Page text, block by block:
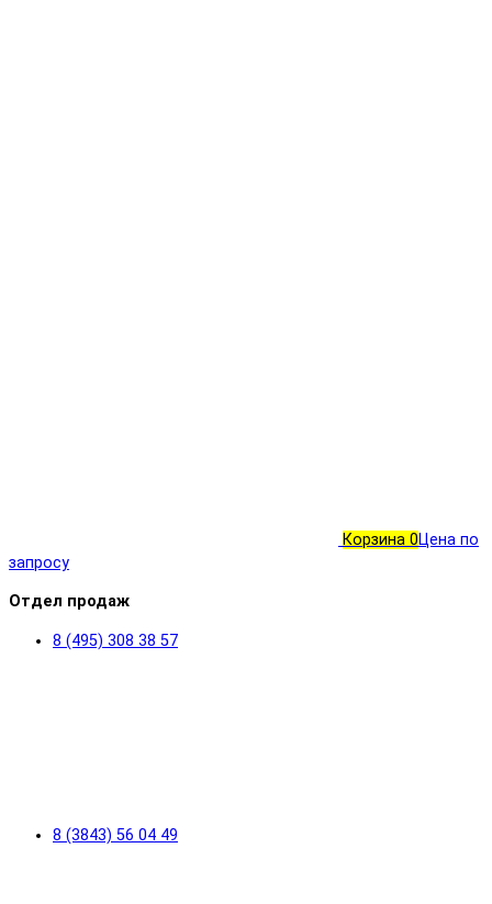
Корзина 0Цена по
запросу
Отдел продаж
8 (495) 308 38 57
8 (3843) 56 04 49